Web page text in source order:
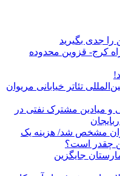
را جدی بگیرید
کرج- قزوین محدوده
تئاتر خیابانی مریوان
میادین مشترک نفتی در
مشخص شد/ هزینه یک
چقدر است؟
درصدی بیمارستان جایگزین